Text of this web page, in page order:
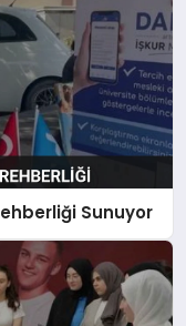
Sunuyor